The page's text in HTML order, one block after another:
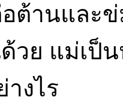
ต้านและ
วย แม่เป็
งไร